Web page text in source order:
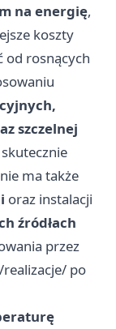
na energię,
koszty
od rosnących
szczelnej
ma także
oraz instalacji
źródłach
przez
po